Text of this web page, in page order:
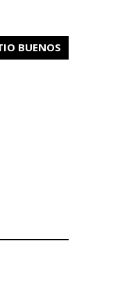
BUENOS